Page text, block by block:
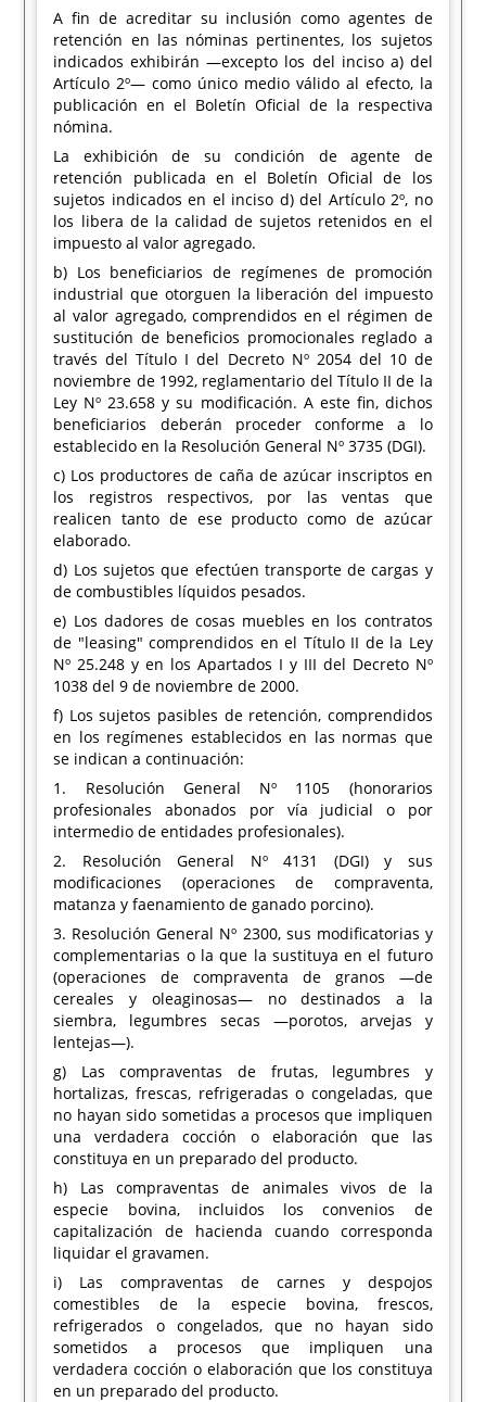
A fin de acreditar su inclusión como agentes de
retención en las nóminas pertinentes, los sujetos
indicados exhibirán —excepto los del inciso a) del
Artículo 2º— como único medio válido al efecto, la
publicación en el Boletín Oficial de la respectiva
nómina.
La exhibición de su condición de agente de
retención publicada en el Boletín Oficial de los
sujetos indicados en el inciso d) del Artículo 2º, no
los libera de la calidad de sujetos retenidos en el
impuesto al valor agregado.
b) Los beneficiarios de regímenes de promoción
industrial que otorguen la liberación del impuesto
al valor agregado, comprendidos en el régimen de
sustitución de beneficios promocionales reglado a
través del Título I del Decreto Nº 2054 del 10 de
noviembre de 1992, reglamentario del Título II de la
Ley Nº 23.658 y su modificación. A este fin, dichos
beneficiarios deberán proceder conforme a lo
establecido en la Resolución General Nº 3735 (DGI).
c) Los productores de caña de azúcar inscriptos en
los registros respectivos, por las ventas que
realicen tanto de ese producto como de azúcar
elaborado.
d) Los sujetos que efectúen transporte de cargas y
de combustibles líquidos pesados.
e) Los dadores de cosas muebles en los contratos
de "leasing" comprendidos en el Título II de la Ley
Nº 25.248 y en los Apartados I y III del Decreto Nº
1038 del 9 de noviembre de 2000.
f) Los sujetos pasibles de retención, comprendidos
en los regímenes establecidos en las normas que
se indican a continuación:
1. Resolución General Nº 1105 (honorarios
profesionales abonados por vía judicial o por
intermedio de entidades profesionales).
2. Resolución General Nº 4131 (DGI) y sus
modificaciones (operaciones de compraventa,
matanza y faenamiento de ganado porcino).
3. Resolución General Nº 2300, sus modificatorias y
complementarias o la que la sustituya en el futuro
(operaciones de compraventa de granos —de
cereales y oleaginosas— no destinados a la
siembra, legumbres secas —porotos, arvejas y
lentejas—).
g) Las compraventas de frutas, legumbres y
hortalizas, frescas, refrigeradas o congeladas, que
no hayan sido sometidas a procesos que impliquen
una verdadera cocción o elaboración que las
constituya en un preparado del producto.
h) Las compraventas de animales vivos de la
especie bovina, incluidos los convenios de
capitalización de hacienda cuando corresponda
liquidar el gravamen.
i) Las compraventas de carnes y despojos
comestibles de la especie bovina, frescos,
refrigerados o congelados, que no hayan sido
sometidos a procesos que impliquen una
verdadera cocción o elaboración que los constituya
en un preparado del producto.